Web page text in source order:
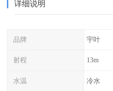
详细说明
品牌 宇叶
射程 13m
水温 冷水